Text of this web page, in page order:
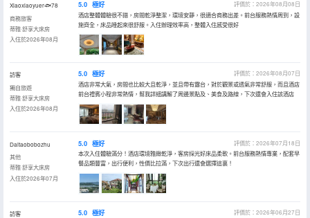
Xiaoxiaoyuer🐟78
商務旅客
蒂雅·舒享大床房
入住於2026年08月
5.0 極好
評價於：2026年08月08日
酒店整體體驗很不錯，房間乾淨整潔，環境安靜，很適合商務出差。前台服務熱情周到，設
施齊全，床品睡起來很舒服。入住辦理效率高，整體入住感受很好
訪客
獨自旅遊
蒂雅·舒享大床房
入住於2026年08月
5.0 極好
評價於：2026年08月07日
酒店非常大氣，房間也比較大且乾淨，並且帶有露台，對於觀景或透氣非常舒服，而且酒店
前台禮賓小程非常熱情，幫我詳細講解了周邊景點及、美食及路線，下次還會入住該酒店
Daitaobobozhu
其他
蒂雅·舒享大床房
入住於2026年07月
5.0 極好
評價於：2026年07月18日
本次入住體驗滿分！酒店環境雅緻乾淨，客房採光好床品柔軟。前台服務熱情專業，配套早
餐品類豐富，出行便利，性價比拉滿，下次出行還會選擇這裏！
訪客
5.0 極好
評價於：2026年06月27日